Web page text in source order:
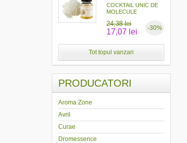
COCKTAIL UNIC DE
MOLECULE
24,38 lei
-30%
17,07 lei
Tot topul vanzari
PRODUCATORI
Aroma Zone
Avril
Curae
Dromessence